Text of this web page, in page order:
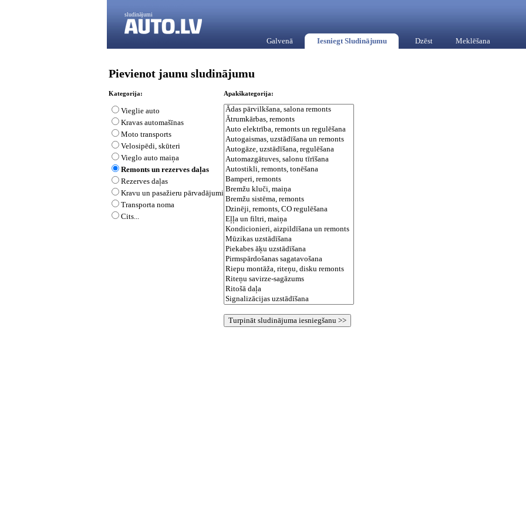
sludinājumi
Galvenā Iesniegt Sludinājumu Dzēst Meklēšana
Pievienot jaunu sludinājumu
Kategorija:
Vieglie auto
Kravas automašīnas
Moto transports
Velosipēdi, skūteri
Vieglo auto maiņa
Remonts un rezerves daļas
Rezerves daļas
Kravu un pasažieru pārvadājumi
Transporta noma
Cits...
Apakškategorija: